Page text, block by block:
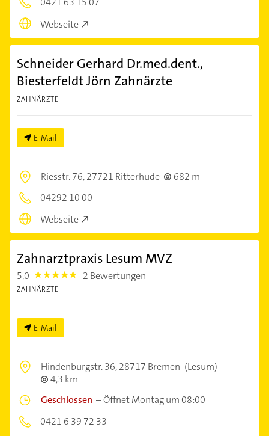
Webseite
Schneider Gerhard Dr.med.dent.,
Biesterfeldt Jörn Zahnärzte
ZAHNÄRZTE
E-Mail
Riesstr. 76,27721 Ritterhude
682 m
04292 10 00
Webseite
Zahnarztpraxis Lesum MVZ
5,0 5.0 2 Bewertungen
ZAHNÄRZTE
E-Mail
Hindenburgstr. 36,28717 Bremen (Lesum)
4,3 km
Geschlossen –Öffnet Montag um 08:00
0421 6 39 72 33